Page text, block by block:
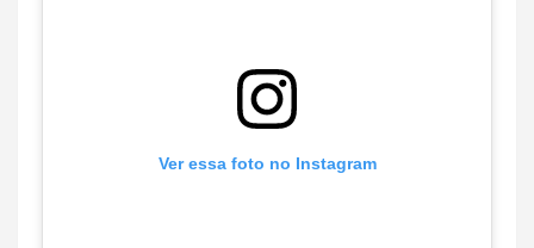
Ver essa foto no Instagram